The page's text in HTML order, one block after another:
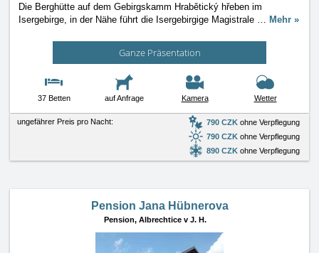
Die Berghütte auf dem Gebirgskamm Hrabětický hřeben im
Isergebirge, in der Nähe führt die Isergebirgige Magistrale … Mehr »
Ganze Präsentation
37 Betten auf Anfrage Kamera Wetter
ungefährer Preis pro Nacht: 790 CZK ohne Verpflegung
790 CZK ohne Verpflegung
890 CZK ohne Verpflegung
Pension Jana Hübnerova
Pension, Albrechtice v J. H.